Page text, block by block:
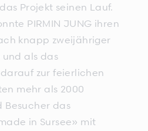
Projekt seinen Lauf.
PIRMIN JUNG ihren
knapp zweijähriger
und als das
zur feierlichen
mehr als 2000
Besucher das
in Sursee» mit